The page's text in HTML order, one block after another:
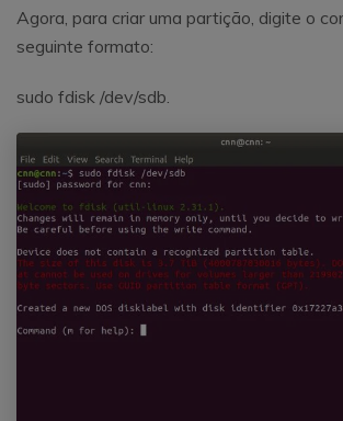
Agora, para criar uma partição, digite o
seguinte formato:
sudo fdisk /dev/sdb.